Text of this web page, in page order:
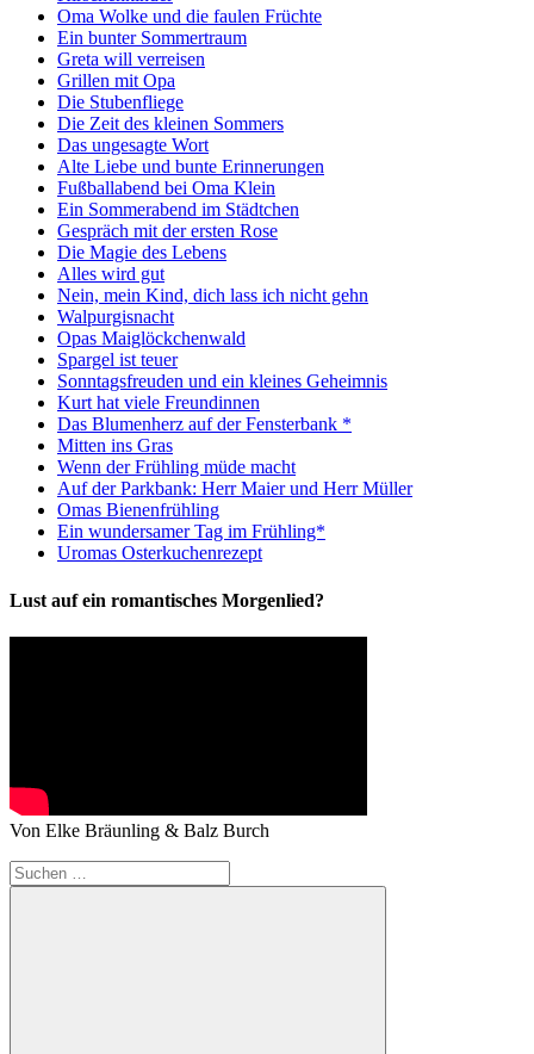
Oma Wolke und die faulen Früchte
Ein bunter Sommertraum
Greta will verreisen
Grillen mit Opa
Die Stubenfliege
Die Zeit des kleinen Sommers
Das ungesagte Wort
Alte Liebe und bunte Erinnerungen
Fußballabend bei Oma Klein
Ein Sommerabend im Städtchen
Gespräch mit der ersten Rose
Die Magie des Lebens
Alles wird gut
Nein, mein Kind, dich lass ich nicht gehn
Walpurgisnacht
Opas Maiglöckchenwald
Spargel ist teuer
Sonntagsfreuden und ein kleines Geheimnis
Kurt hat viele Freundinnen
Das Blumenherz auf der Fensterbank *
Mitten ins Gras
Wenn der Frühling müde macht
Auf der Parkbank: Herr Maier und Herr Müller
Omas Bienenfrühling
Ein wundersamer Tag im Frühling*
Uromas Osterkuchenrezept
Lust auf ein romantisches Morgenlied?
Von Elke Bräunling & Balz Burch
Suchen
nach: